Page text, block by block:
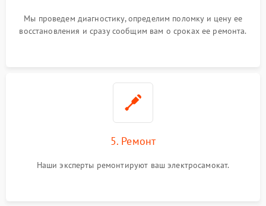
Мы проведем диагностику, определим поломку и цену ее
восстановления и сразу сообщим вам о сроках ее ремонта.
5. Ремонт
Наши эксперты ремонтируют ваш электросамокат.